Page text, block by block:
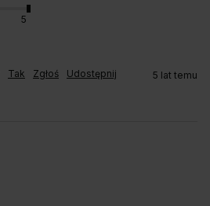
5
Tak Zgłoś Udostępnij 5 lat temu